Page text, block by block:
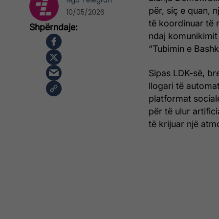
për, siç e quan,
të koordinuar të
ndaj
“Tubimin e
Sipas LDK-së,
llogari të
platformat
për të ulur
të krijuar një
10/05/2026